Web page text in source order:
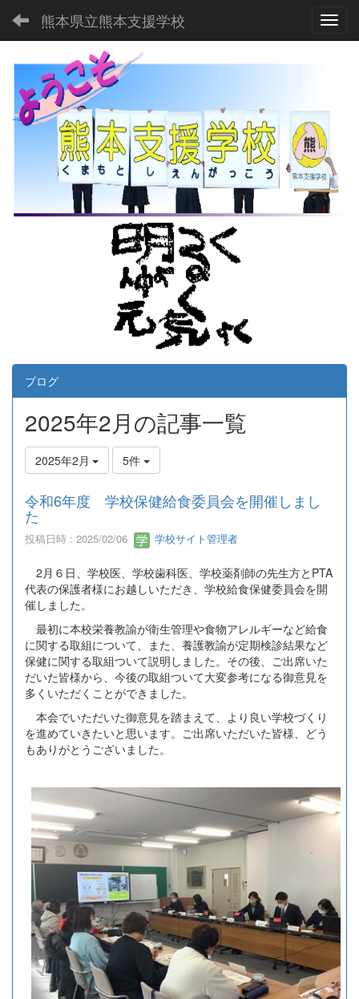
熊本県立熊本支援学校
ブログ
2025年2月の記事一覧
2025年2月 5件
令和6年度 学校保健給食委員会を開催しまし
た
投稿日時 : 2025/02/06 学校サイト管理者
2月６日、学校医、学校歯科医、学校薬剤師の先生方とPTA
代表の保護者様にお越しいただき、学校給食保健委員会を開
催しました。
最初に本校栄養教諭が衛生管理や食物アレルギーなど給食
に関する取組について、また、養護教諭が定期検診結果など
保健に関する取組ついて説明しました。その後、ご出席いた
だいた皆様から、今後の取組ついて大変参考になる御意見を
多くいただくことができました。
本会でいただいた御意見を踏まえて、より良い学校づくり
を進めていきたいと思います。ご出席いただいた皆様、どう
もありがとうございました。